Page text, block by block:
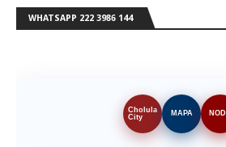
WHATSAPP 222 3986 144
Cholula
City
MAPA